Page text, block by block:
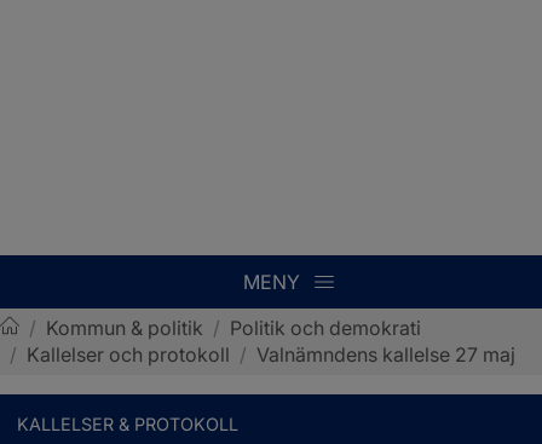
MENY
Sotenäs kommun
/ Kommun & politik / Politik och demokrati
/ Kallelser och protokoll / Valnämndens kallelse 27 maj
KALLELSER & PROTOKOLL